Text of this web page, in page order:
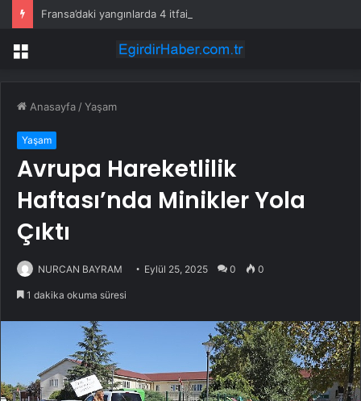
Fransa’daki yangınlarda 4 itfaiye eri hayatını kaybetti
Menü
Anasayfa /Yaşam
Yaşam
Avrupa Hareketlilik
Haftası’nda Minikler Yola
Çıktı
NURCAN BAYRAM Eylül 25, 2025 0 0
1 dakika okuma süresi